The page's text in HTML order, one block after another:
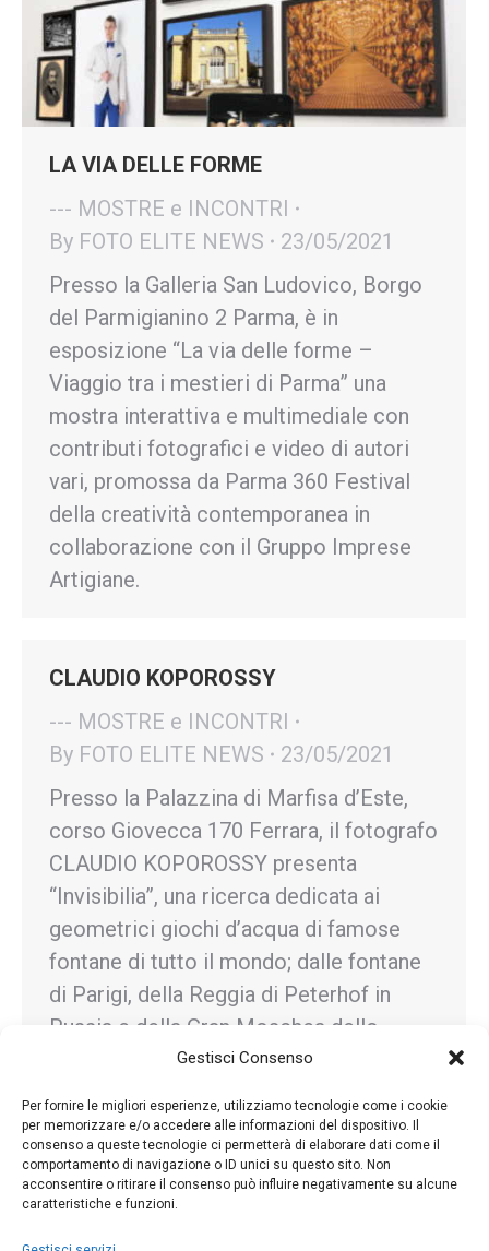
Gestisci Consenso
Per fornire le migliori esperienze, utilizziamo tecnologie come i cookie
per memorizzare e/o accedere alle informazioni del dispositivo. Il
consenso a queste tecnologie ci permetterà di elaborare dati come il
comportamento di navigazione o ID unici su questo sito. Non
acconsentire o ritirare il consenso può influire negativamente su alcune
caratteristiche e funzioni.
LA VIA DELLE FORME
--- MOSTRE e INCONTRI
By FOTO ELITE NEWS
23/05/2021
Presso la Galleria San Ludovico, Borgo
del Parmigianino 2 Parma, è in
esposizione “La via delle forme –
Viaggio tra i mestieri di Parma” una
mostra interattiva e multimediale con
contributi fotografici e video di autori
vari, promossa da Parma 360 Festival
della creatività contemporanea in
collaborazione con il Gruppo Imprese
Artigiane.
CLAUDIO KOPOROSSY
--- MOSTRE e INCONTRI
By FOTO ELITE NEWS
23/05/2021
Presso la Palazzina di Marfisa d’Este,
corso Giovecca 170 Ferrara, il fotografo
CLAUDIO KOPOROSSY presenta
“Invisibilia”, una ricerca dedicata ai
geometrici giochi d’acqua di famose
fontane di tutto il mondo; dalle fontane
di Parigi, della Reggia di Peterhof in
Russia e della Gran Moschea dello
Sceicco Zayed, ad Abu Dhabi, fino
naturalmente all’Italia.
← 1 …